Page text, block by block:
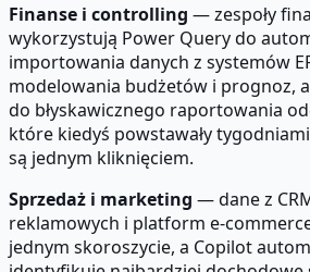
Finanse i controlling — zespoły
wykorzystują Power Query do
importowania danych z systemów
modelowania budżetów i prognoz,
do błyskawicznego raportowania
które kiedyś powstawały
są jednym kliknięciem.
Sprzedaż i marketing — dane z
reklamowych i platform e-
jednym skoroszycie, a Copilot